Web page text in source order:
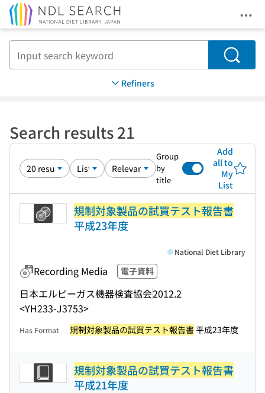
Search
Refiners
Search results 21
Group
by
title
Add
all to
My
List
規制対象製品の試買テスト報告書
平成23年度
Recording Media 電子資料
日本エルピーガス機器検査協会2012.2
<YH233-J3753>
National Diet Library
Has Format 規制対象製品の試買テスト報告書平成23年度
規制対象製品の試買テスト報告書
平成21年度